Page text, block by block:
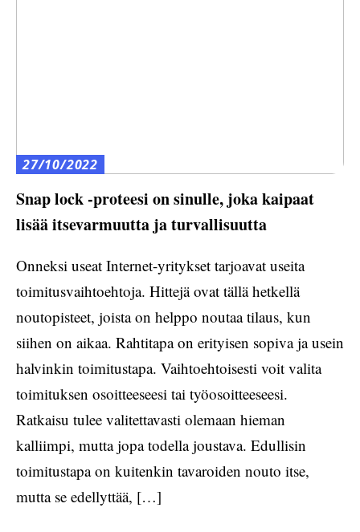
27/10/2022
Snap lock -proteesi on sinulle, joka kaipaat
lisää itsevarmuutta ja turvallisuutta
Onneksi useat Internet-yritykset tarjoavat useita
toimitusvaihtoehtoja. Hittejä ovat tällä hetkellä
noutopisteet, joista on helppo noutaa tilaus, kun
siihen on aikaa. Rahtitapa on erityisen sopiva ja usein
halvinkin toimitustapa. Vaihtoehtoisesti voit valita
toimituksen osoitteeseesi tai työosoitteeseesi.
Ratkaisu tulee valitettavasti olemaan hieman
kalliimpi, mutta jopa todella joustava. Edullisin
toimitustapa on kuitenkin tavaroiden nouto itse,
mutta se edellyttää, […]